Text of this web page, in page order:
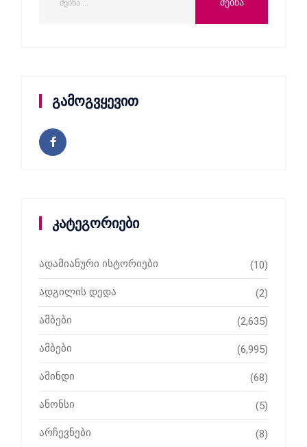
გამოგვყევით
კატეგორიები
ადამიანური ისტორიები (10)
ადგილის დედა (2)
ამბები (2,635)
ამბები (6,995)
ამინდი (68)
ანონსი (5)
არჩევნები (8)